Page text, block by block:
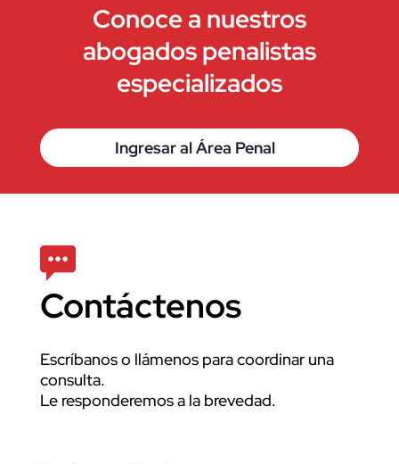
Conoce a nuestros
abogados penalistas
especializados
Ingresar al Área Penal
Contáctenos
Escríbanos o llámenos para coordinar una
consulta.
Le responderemos a la brevedad.